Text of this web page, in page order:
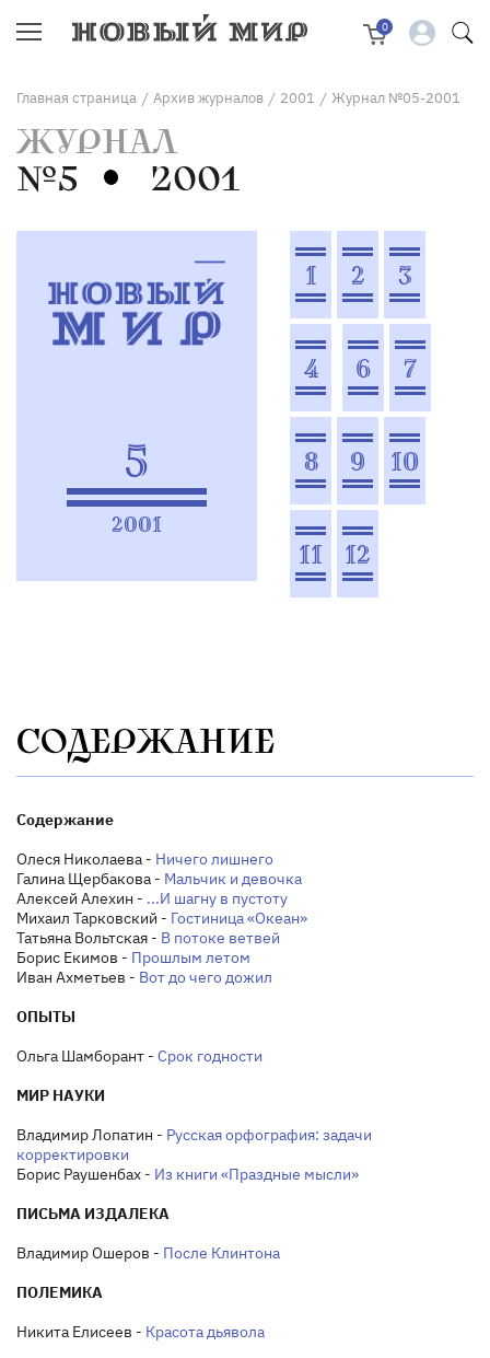
0
Главная страница / Архив журналов / 2001 / Журнал №05-2001
ЖУРНАЛ
№5
2001
1 2 3
4
5
2001
6 7
8 9 10
11 12
СОДЕРЖАНИЕ
Содержание
Олеся Николаева - Ничего лишнего
Галина Щербакова - Мальчик и девочка
Алексей Алехин - ...И шагну в пустоту
Михаил Тарковский - Гостиница «Океан»
Татьяна Вольтская - В потоке ветвей
Борис Екимов - Прошлым летом
Иван Ахметьев - Вот до чего дожил
ОПЫТЫ
Ольга Шамборант - Срок годности
МИР НАУКИ
Владимир Лопатин - Русская орфография: задачи
корректировки
Борис Раушенбах - Из книги «Праздные мысли»
ПИСЬМА ИЗДАЛЕКА
Владимир Ошеров - После Клинтона
ПОЛЕМИКА
Никита Елисеев - Красота дьявола